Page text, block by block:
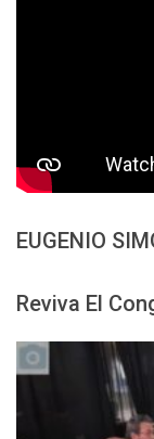
EUGENIO
Reviva El